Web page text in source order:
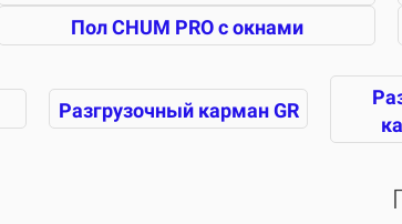
Пол CHUM PRO с окнами
Разгрузочный карман GR